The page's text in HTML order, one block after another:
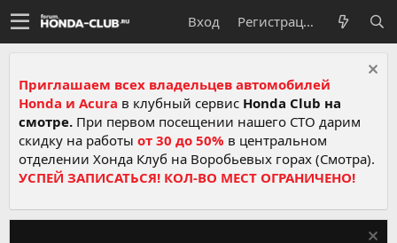
Вход Регистрация
Приглашаем всех владельцев автомобилей
Honda и Acura в клубный сервис Honda Club на
смотре. При первом посещении нашего СТО дарим
скидку на работы от 30 до 50% в центральном
отделении Хонда Клуб на Воробьевых горах (Смотра).
УСПЕЙ ЗАПИСАТЬСЯ! КОЛ-ВО МЕСТ ОГРАНИЧЕНО!